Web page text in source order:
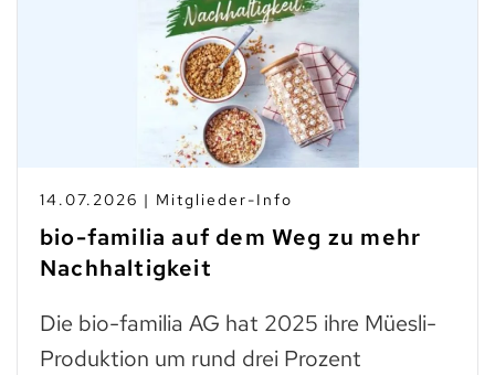
14.07.2026 | Mitglieder-Info
bio-familia auf dem Weg zu mehr
Nachhaltigkeit
Die bio-familia AG hat 2025 ihre Müesli-
Produktion um rund drei Prozent